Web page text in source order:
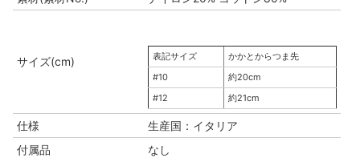
サイズ(cm) 表記サイズ
かかとからつま先
#10
約20cm
#12
約21cm
仕様
生産国：イタリア
付属品
なし